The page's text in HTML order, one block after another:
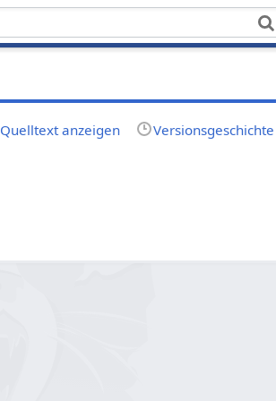
Quelltext anzeigen Versionsgeschichte